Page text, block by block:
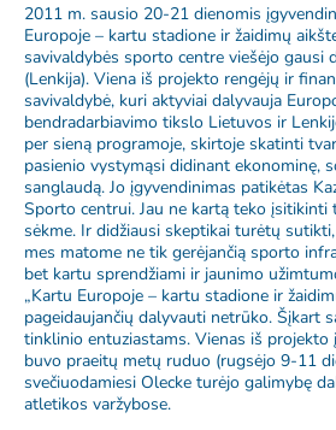
2011 m. sausio 20-21 dienomis
Europoje – kartu stadione ir žaidimų
savivaldybės sporto centre viešėjo gausi
(Lenkija). Viena iš projekto rengėjų ir
savivaldybė, kuri aktyviai dalyvauja
bendradarbiavimo tikslo Lietuvos ir
per sieną programoje, skirtoje skatinti
pasienio vystymąsi didinant ekonominę,
sanglaudą. Jo įgyvendinimas patikėtas
Sporto centrui. Jau ne kartą teko
sėkme. Ir didžiausi skeptikai turėtų
mes matome ne tik gerėjančią sporto
bet kartu sprendžiami ir jaunimo
„Kartu Europoje – kartu stadione ir
pageidaujančių dalyvauti netrūko. Šįkart
tinklinio entuziastams. Vienas iš projekto
buvo praeitų metų ruduo (rugsėjo 9-11
svečiuodamiesi Olecke turėjo galimybę
atletikos varžybose.